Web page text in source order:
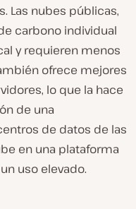
Las nubes públicas,
carbono individual
y requieren menos
ofrece mejores
lo que la hace
de una
de datos de las
en una plataforma
uso elevado.